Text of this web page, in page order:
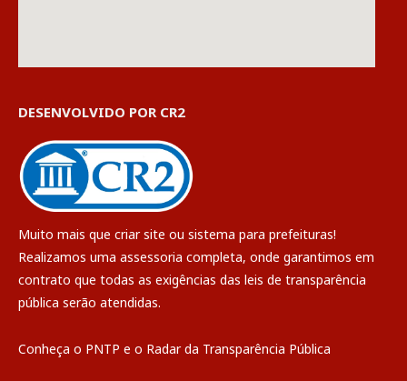
DESENVOLVIDO POR CR2
Muito mais que criar site ou sistema para prefeituras!
Realizamos uma assessoria completa, onde garantimos em
contrato que todas as exigências das leis de transparência
pública serão atendidas.
Conheça o PNTP e o Radar da Transparência Pública